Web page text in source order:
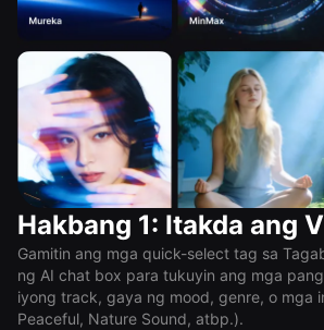
Hakbang 1: Itakda ang
Gamitin ang mga quick-select tag sa
ng AI chat box para tukuyin ang mga
iyong track, gaya ng mood, genre, o mga
Peaceful, Nature Sound, atbp.).